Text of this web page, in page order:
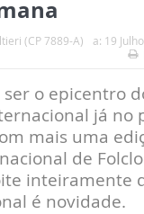
(CP 7889-A) a: 19
ser o epicentro
já no
mais uma
de
inteiramente
é novidade.